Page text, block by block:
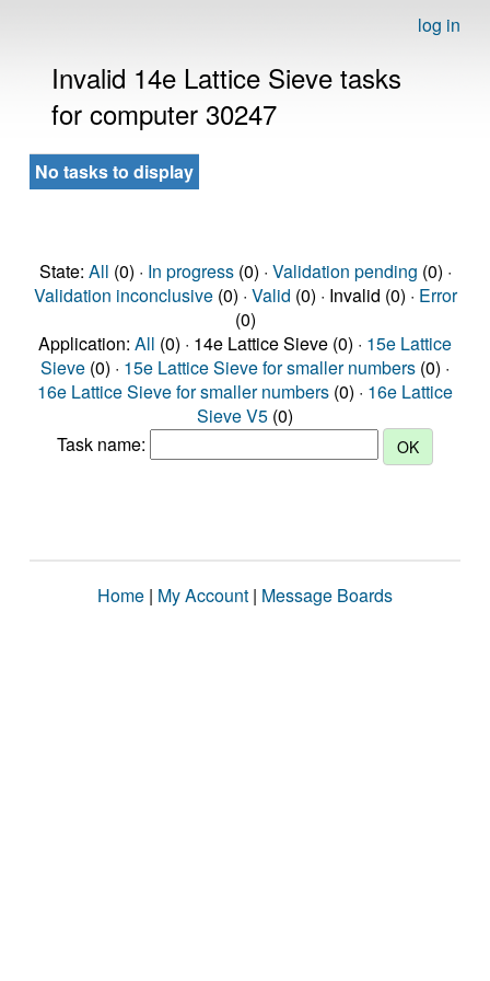
log in
Invalid 14e Lattice Sieve tasks
for computer 30247
No tasks to display
State: All (0) · In progress(0) · Validation pending (0) ·
Validation inconclusive(0) · Valid (0) · Invalid (0) · Error
(0)
Application: All (0) · 14e Lattice Sieve (0) · 15e Lattice
Sieve (0) · 15e Lattice Sieve for smaller numbers (0) ·
16e Lattice Sieve for smaller numbers (0) · 16e Lattice
Sieve V5 (0)
Task name:
Home | My Account | Message Boards